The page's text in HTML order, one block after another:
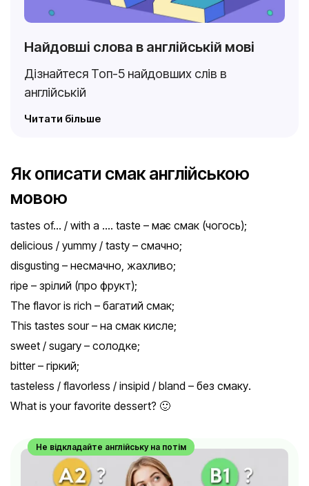
Найдовші слова в англійській мові
Дізнайтеся Топ-5 найдовших слів в
англійській
Читати більше
Як описати смак англійською
мовою
tastes of… / with a …. taste – має смак (чогось);
delicious / yummy / tasty – смачно;
disgusting – несмачно, жахливо;
ripe – зрілий (про фрукт);
The flavor is rich – багатий смак;
This tastes sour – на смак кисле;
sweet / sugary – солодке;
bitter – гіркий;
tasteless / flavorless / insipid / bland – без смаку.
What is your favorite dessert? 🙂
Не відкладайте англійську на потім